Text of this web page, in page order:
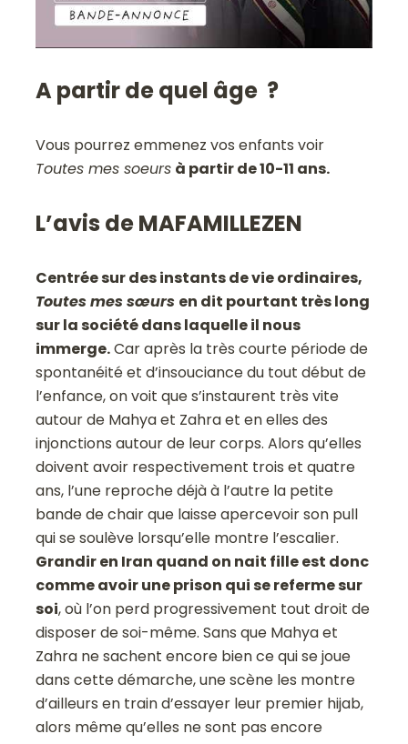
A partir de quel âge ?
Vous pourrez emmenez vos enfants voir
Toutes mes soeurs à partir de 10-11 ans.
L’avis de MAFAMILLEZEN
Centrée sur des instants de vie ordinaires,
Toutes mes sœurs en dit pourtant très long
sur la société dans laquelle il nous
immerge.Car après la très courte période de
spontanéité et d’insouciance du tout début de
l’enfance, on voit que s’instaurent très vite
autour de Mahya et Zahra et en elles des
injonctions autour de leur corps. Alors qu’elles
doivent avoir respectivement trois et quatre
ans, l’une reproche déjà à l’autre la petite
bande de chair que laisse apercevoir son pull
qui se soulève lorsqu’elle montre l’escalier.
Grandir en Iran quand on nait fille est donc
comme avoir une prison qui se referme sur
soi, où l’on perd progressivement tout droit de
disposer de soi-même. Sans que Mahya et
Zahra ne sachent encore bien ce qui se joue
dans cette démarche, une scène les montre
d’ailleurs en train d’essayer leur premier hijab,
alors même qu’elles ne sont pas encore